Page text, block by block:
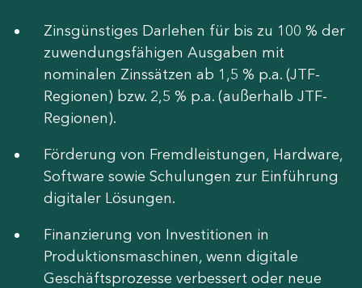
Zinsgünstiges Darlehen für bis zu 100 % der
zuwendungsfähigen Ausgaben mit
nominalen Zinssätzen ab 1,5 % p.a. (JTF-
Regionen) bzw. 2,5 % p.a. (außerhalb JTF-
Regionen).
Förderung von Fremdleistungen, Hardware,
Software sowie Schulungen zur Einführung
digitaler Lösungen.
Finanzierung von Investitionen in
Produktionsmaschinen, wenn digitale
Geschäftsprozesse verbessert oder neue